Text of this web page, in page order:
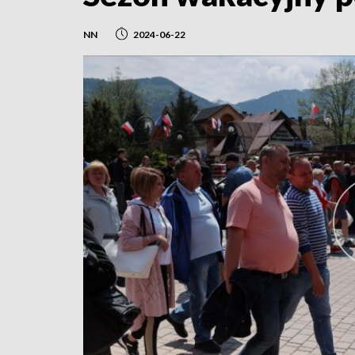
NN 2024-06-22